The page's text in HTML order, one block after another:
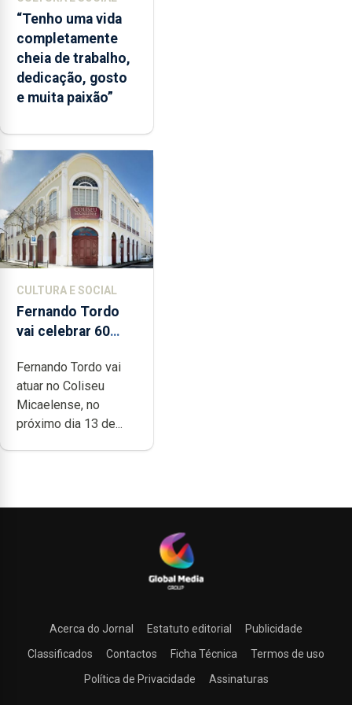
“Tenho uma vida
completamente
cheia de trabalho,
dedicação, gosto
e muita paixão”
CULTURA E SOCIAL
Fernando Tordo
vai celebrar 60
no Coliseu
Micaelense
Fernando Tordo vai
atuar no Coliseu
Micaelense, no
próximo dia 13 de...
Acerca do Jornal Estatuto editorial
Publicidade
Classificados
Contactos Ficha Técnica
Termos de uso
Política de Privacidade
Assinaturas